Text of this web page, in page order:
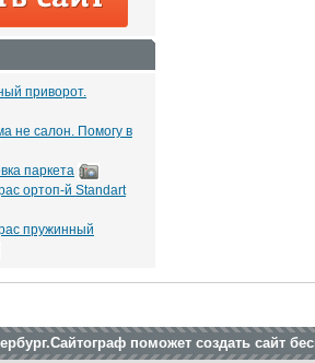
приворот.
не салон. Помогу в
паркета
ортоп-й Standart
пружинный
поможет создать сайт